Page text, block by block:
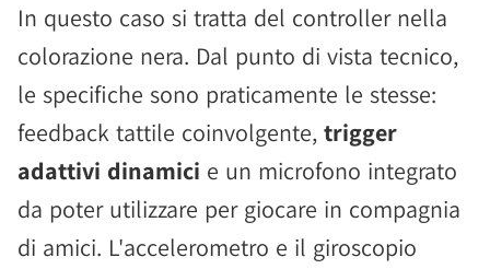
In questo caso si tratta del controller nella
colorazione nera. Dal punto di vista tecnico,
le specifiche sono praticamente le stesse:
feedback tattile coinvolgente, trigger
adattivi dinamici e un microfono integrato
da poter utilizzare per giocare in compagnia
di amici. L'accelerometro e il giroscopio